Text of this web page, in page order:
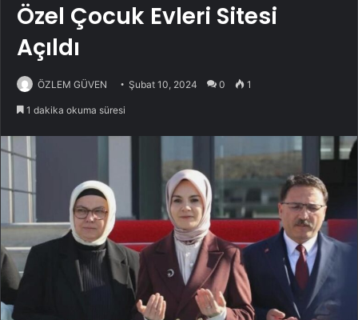
Özel Çocuk Evleri Sitesi
Açıldı
ÖZLEM GÜVEN Şubat 10, 2024 0 1
1 dakika okuma süresi